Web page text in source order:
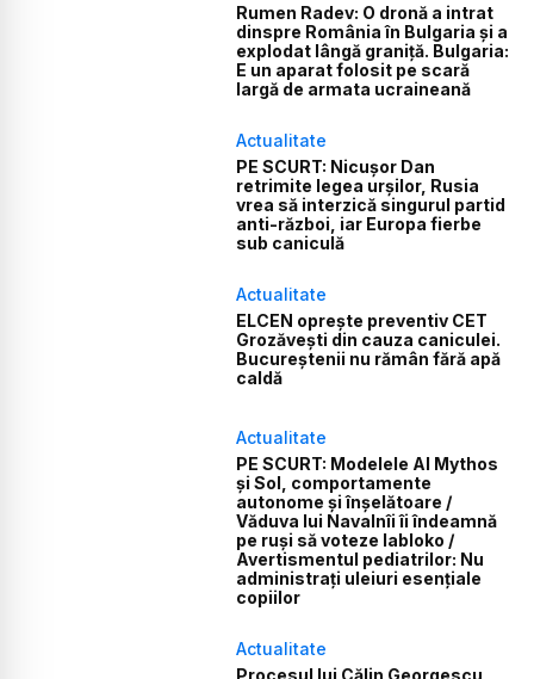
Rumen Radev: O dronă a intrat
dinspre România în Bulgaria și a
explodat lângă graniță. Bulgaria:
E un aparat folosit pe scară
largă de armata ucraineană
Actualitate
PE SCURT: Nicușor Dan
retrimite legea urșilor, Rusia
vrea să interzică singurul partid
anti-război, iar Europa fierbe
sub caniculă
Actualitate
ELCEN oprește preventiv CET
Grozăvești din cauza caniculei.
Bucureștenii nu rămân fără apă
caldă
Actualitate
PE SCURT: Modelele AI Mythos
și Sol, comportamente
autonome și înșelătoare /
Văduva lui Navalnîi îi îndeamnă
pe ruși să voteze Iabloko /
Avertismentul pediatrilor: Nu
administrați uleiuri esențiale
copiilor
Actualitate